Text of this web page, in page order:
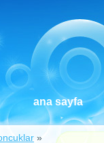
ana sayfa
»